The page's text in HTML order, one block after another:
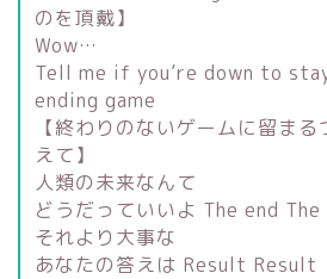
のを頂戴】
Wow…
Tell me if you’re down to
ending game
【終わりのないゲームに留ま
えて】
人類の未来なんて
どうだっていいよ The end
それより大事な
あなたの答えは Result Result